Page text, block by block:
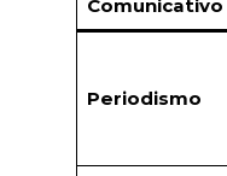
Comunicativo
Periodismo